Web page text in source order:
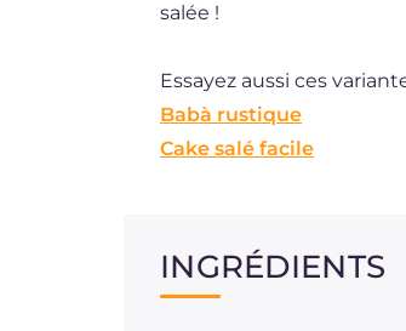
salée !
Essayez aussi ces
Babà rustique
Cake salé facile
INGRÉDIENTS